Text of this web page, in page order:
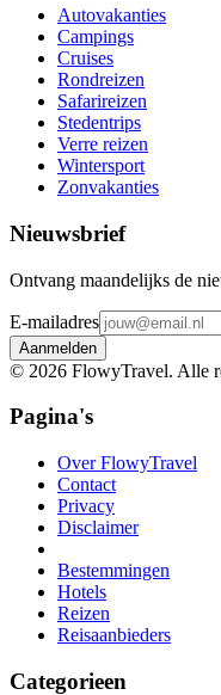
Autovakanties
Campings
Cruises
Rondreizen
Safarireizen
Stedentrips
Verre reizen
Wintersport
Zonvakanties
Nieuwsbrief
Ontvang maandelijks de
E-mailadres
Aanmelden
© 2026 FlowyTravel. Alle
Pagina's
Over FlowyTravel
Contact
Privacy
Disclaimer
Bestemmingen
Hotels
Reizen
Reisaanbieders
Categorieen